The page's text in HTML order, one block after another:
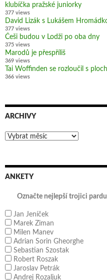
klubíčka pražské juniorky
377 views
David Lizák s Lukášem
377 views
Češi budou v Lodži po oba dny
375 views
Marodů je přespříliš
369 views
Tai Woffinden se rozloučil s
366 views
ARCHIVY
Archivy
ANKETY
Označte nejlepší trojici
Jan Jeníček
Marek Ziman
Milen Manev
Adrian Sorin Gheorghe
Sebastian Szostak
Robert Roszak
Jaroslav Petrák
Andrej Rozaljuk